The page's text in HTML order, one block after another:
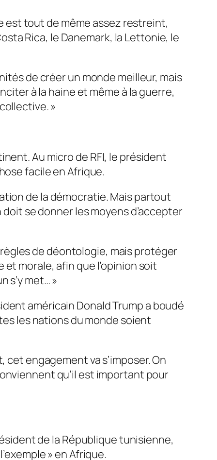
est tout de même assez restreint,
Rica, le Danemark, la Lettonie, le
de créer un monde meilleur, mais
à la haine et même à la guerre,
. »
Au micro de RFI, le président
facile en Afrique.
de la démocratie. Mais partout
se donner les moyens d’accepter
de déontologie, mais protéger
morale, afin que l’opinion soit
s’y met…»
américain Donald Trump a boudé
les nations du monde soient
cet engagement va s’imposer. On
qu’il est important pour
de la République tunisienne,
» en Afrique.